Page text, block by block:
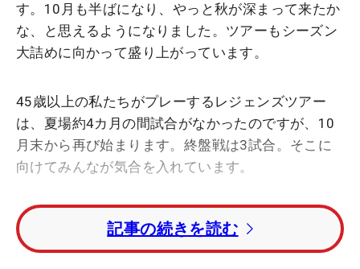
す。10月も半ばになり、やっと秋が深まって来たか
な、と思えるようになりました。ツアーもシーズン
大詰めに向かって盛り上がっています。
45歳以上の私たちがプレーするレジェンズツアー
は、夏場約4カ月の間試合がなかったのですが、10
月末から再び始まります。終盤戦は3試合。そこに
向けてみんなが気合を入れています。
これまで目標にしてきた「日本女子プロゴルフ選手
権」で思うようなゴルフができなかったお話はみな
さんにしましたね。それでも次の試合に気持ちを切
記事の続きを読む